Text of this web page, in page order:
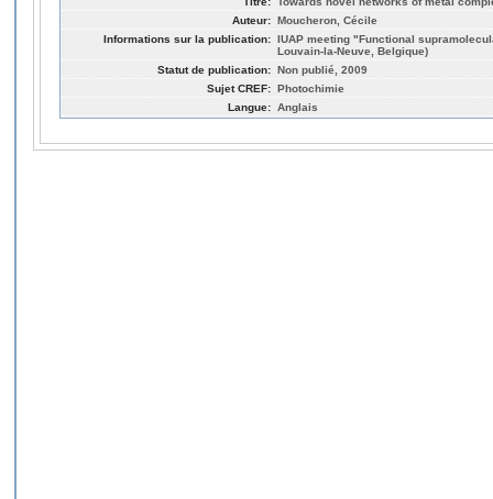
Auteur: Moucheron, Cécile
Informations sur la publication: IUAP meeting "Functional
Louvain-la-Neuve, Belgique)
Statut de publication: Non publié, 2009
Sujet CREF: Photochimie
Langue: Anglais